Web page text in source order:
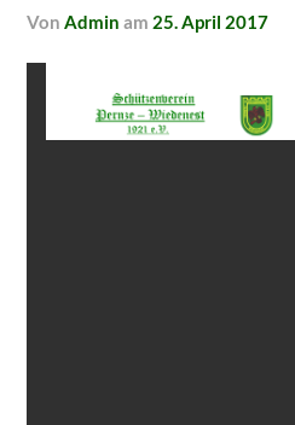
vonAdmin am 25. April 2017